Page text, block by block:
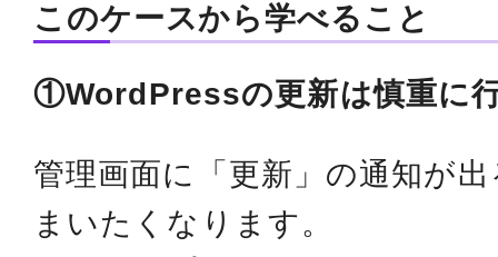
このケースから学べること
①WordPressの更新は慎重に
管理画面に「更新」の通知が
まいたくなります。